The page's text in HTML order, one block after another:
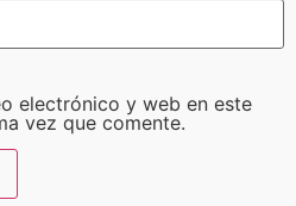
electrónico y web en este
vez que comente.